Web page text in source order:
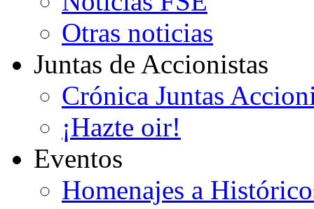
Otras noticias
Juntas de Accionistas
Crónica Juntas
¡Hazte oir!
Eventos
Homenajes a